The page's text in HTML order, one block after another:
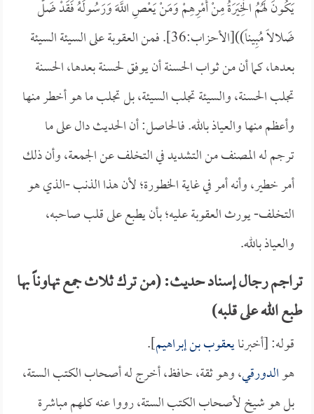
يَكُونَ لَهُمُ الْخِيَرَةُ مِنْ أَمْرِهِمْ وَمَنْ يَعْصِ اللَّهَ وَرَسُولَهُ فَقَدْ ضَلَّ
ضَلالاً مُبِيناً))[الأحزاب:36]. فمن العقوبة على السيئة السيئة
بعدها، كما أن من ثواب الحسنة أن يوفق لحسنة بعدها، الحسنة
تجلب الحسنة، والسيئة تجلب السيئة، بل تجلب ما هو أخطر منها
وأعظم منها والعياذ بالله. فالحاصل: أن الحديث دال على ما
ترجم له المصنف من التشديد في التخلف عن الجمعة، وأن ذلك
أمر خطير، وأنه أمر في غاية الخطورة؛ لأن هذا الذنب -الذي هو
التخلف- يورث العقوبة عليه؛ بأن يطبع على قلب صاحبه،
والعياذ بالله.
تراجم رجال إسناد حديث: (من ترك ثلاث جمع تهاوناً بها
طبع الله على قلبه)
قوله: [أخبرنايعقوب بن إبراهيم].
هوالدورقي، وهو ثقة، حافظ، أخرج له أصحاب الكتب الستة،
بل هو شيخ لأصحاب الكتب الستة، رووا عنه كلهم مباشرة